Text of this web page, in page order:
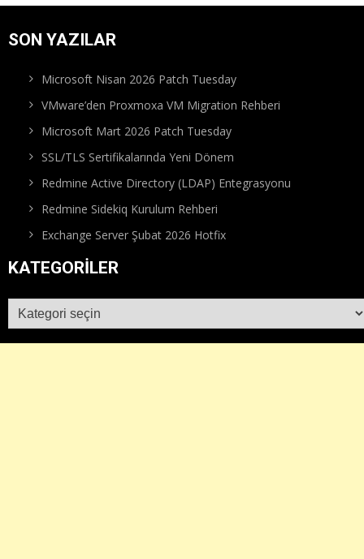
SON YAZILAR
Microsoft Nisan 2026 Patch Tuesday
VMware’den Proxmoxa VM Migration Rehberi
Microsoft Mart 2026 Patch Tuesday
SSL/TLS Sertifikalarında Yeni Dönem
Redmine Active Directory (LDAP) Entegrasyonu
Redmine Sidekiq Kurulum Rehberi
Exchange Server Şubat 2026 Hotfix
KATEGORILER
Kategoriler